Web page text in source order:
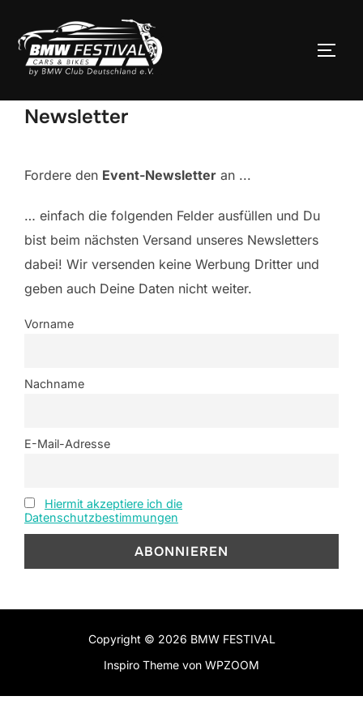
Inhalt
springen
Newsletter
Fordere den Event-Newsletter an ...
… einfach die folgenden Felder ausfüllen und Du
bist beim nächsten Versand unseres Newsletters
dabei! Wir versenden keine Werbung Dritter und
geben auch Deine Daten nicht weiter.
Vorname
Nachname
E-Mail-Adresse
Hiermit akzeptiere ich die
Datenschutzbestimmungen
Copyright © 2026 BMW FESTIVAL
Inspiro Theme von WPZOOM